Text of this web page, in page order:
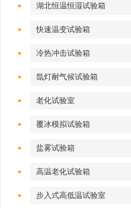
湖北恒温恒湿试验箱
快速温变试验箱
冷热冲击试验箱
氙灯耐气候试验箱
老化试验室
覆冰模拟试验箱
盐雾试验箱
高温老化试验箱
步入式高低温试验室